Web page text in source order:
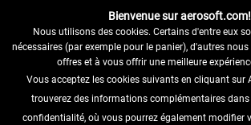
RENONCER AU CONTRAT ICI
Bienvenue sur aerosoft.com!
Nous utilisons des cookies. Certains d'entre eux
nécessaires (par exemple pour le panier), d'autres
offres et à vous offrir une meilleure
Vous acceptez les cookies suivants en cliquant sur
trouverez des informations complémentaires dans
confidentialité, où vous pourrez également modifier